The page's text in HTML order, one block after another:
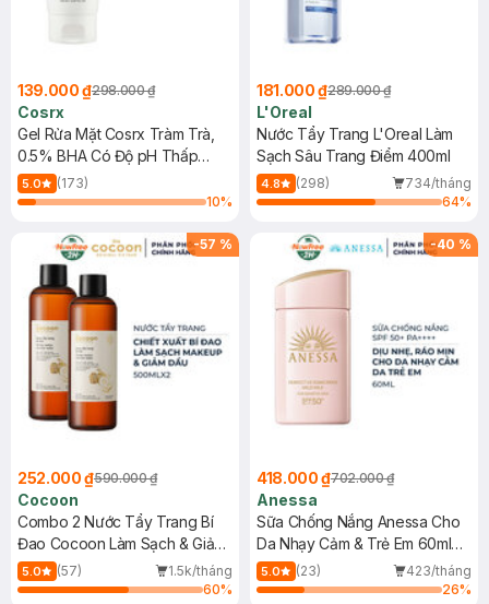
139.000 ₫298.000 ₫
Cosrx
Gel Rửa Mặt Cosrx Tràm Trà,
0.5% BHA Có Độ pH Thấp
150ml
5.0
(173)
10%
181.000 ₫289.000 ₫
L'Oreal
Nước Tẩy Trang L'Oreal Làm
Sạch Sâu Trang Điểm 400ml
4.8 (298)
734/tháng
64%
-57 %
252.000 ₫590.000 ₫
Cocoon
Combo 2 Nước Tẩy Trang Bí
Đao Cocoon Làm Sạch & Giảm
Dầu 500ml
5.0 (57)
1.5k/tháng
60%
-40 %
418.000 ₫702.000 ₫
Anessa
Sữa Chống Nắng Anessa Cho
Da Nhạy Cảm & Trẻ Em 60ml
(Mới)
5.0 (23)
423/tháng
26%